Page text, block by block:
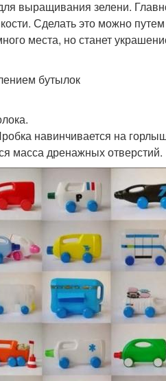
выращивания зелени.
Сделать это можно
места, но станет
бутылок
навинчивается на
масса дренажных отверстий.